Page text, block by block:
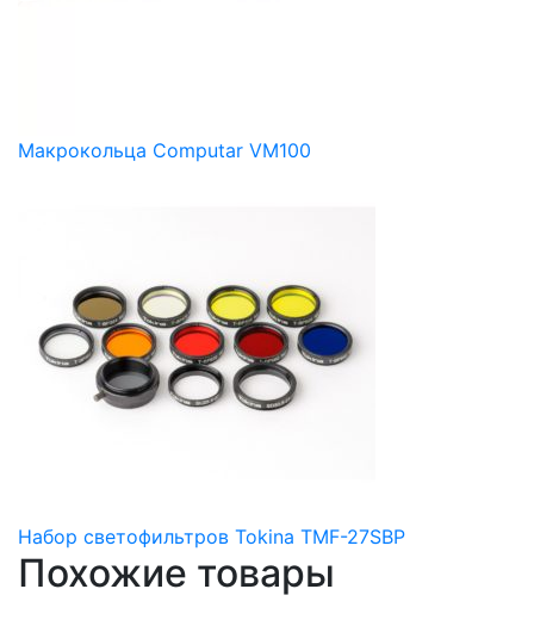
Макрокольца Computar VM100
Набор светофильтров Tokina TMF-27SBP
Похожие товары